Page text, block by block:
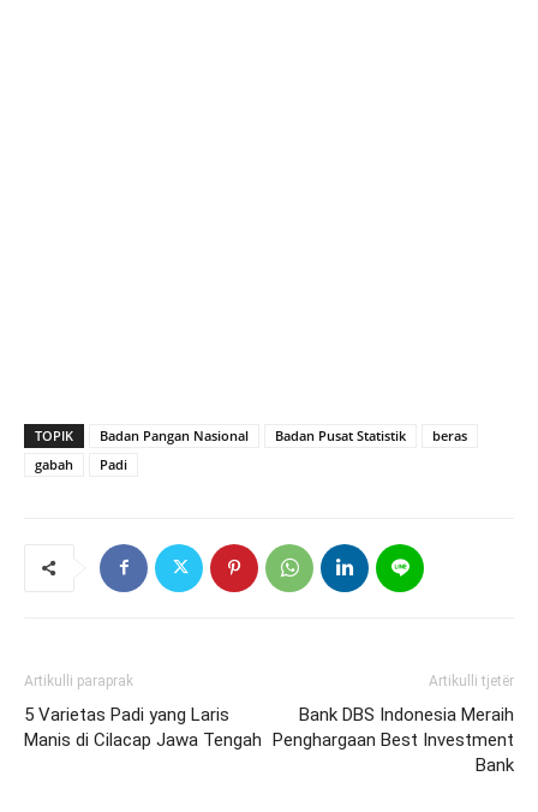
TOPIK Badan Pangan Nasional Badan Pusat Statistik
beras
gabah
Padi
Artikulli paraprak
5 Varietas Padi yang Laris
Manis di Cilacap Jawa Tengah
Artikulli tjetër
Bank DBS Indonesia Meraih
Penghargaan Best Investment
Bank